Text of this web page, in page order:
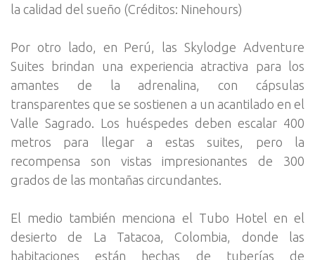
la calidad del sueño (Créditos: Ninehours)
Por otro lado, en Perú, las Skylodge Adventure
Suites brindan una experiencia atractiva para los
amantes de la adrenalina, con cápsulas
transparentes que se sostienen a un acantilado en el
Valle Sagrado. Los huéspedes deben escalar 400
metros para llegar a estas suites, pero la
recompensa son vistas impresionantes de 300
grados de las montañas circundantes.
El medio también menciona el Tubo Hotel en el
desierto de La Tatacoa, Colombia, donde las
habitaciones están hechas de tuberías de